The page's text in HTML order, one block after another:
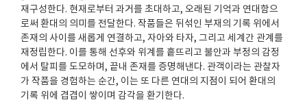
재구성한다. 현재로부터 과거를 초대하고, 오래된 기억과 연대함으
로써 환대의 의미를 전달한다. 작품들은 뒤섞인 부재의 기록 위에서
존재의 사이를 새롭게 연결하고, 자아와 타자, 그리고 세계간 관계를
재정립한다. 이를 통해 선후와 위계를 흩뜨리고 불안과 부정의 감정
에서 탈피를 도모하며, 끝내 존재를 증명해낸다. 관객이라는 관찰자
가 작품을 경험하는 순간, 이는 또 다른 연대의 지점이 되어 환대의
기록 위에 겹겹이 쌓이며 감각을 환기한다.